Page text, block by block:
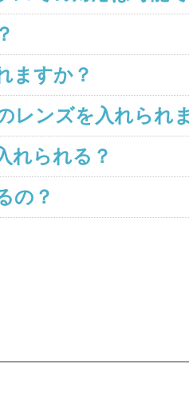
ますか？
レンズを入れられ
れられる？
の？